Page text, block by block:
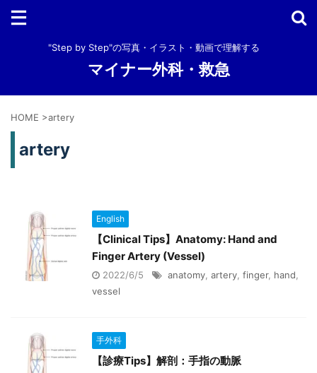
"Step by Step"の写真・イラスト・動画で理解する
マイナー外科・救急
HOME >artery
artery
English
【Clinical Tips】Anatomy: Hand and
Finger Artery (Vessel)
2022/6/5 anatomy artery finger, hand
vessel
手外科
【診療Tips】解剖：手指の動脈